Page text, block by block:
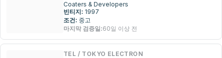
Coaters & Developers
빈티지: 1997
조건: 중고
마지막 검증일:60일 이상 전
TEL / TOKYO ELECTRON